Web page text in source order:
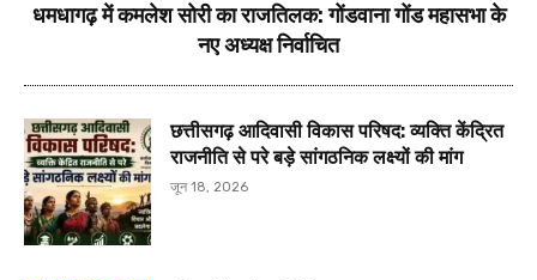
धमधागढ़ में कमलेश सोरी का राजतिलक: गोंडवाना गोंड महासभा के
नए अध्यक्ष निर्वाचित
छत्तीसगढ़ आदिवासी विकास परिषद: व्यक्ति केंद्रित
राजनीति से परे बड़े सांगठनिक लक्ष्यों की मांग
जून 18, 2026